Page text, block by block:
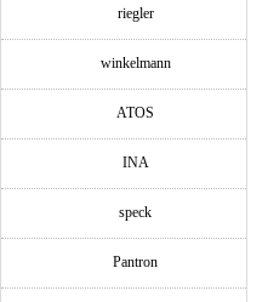
riegler
winkelmann
ATOS
INA
speck
Pantron